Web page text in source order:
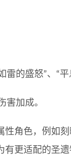
的盛怒”、“
害加成。
性角色，例如
更适配的圣遗